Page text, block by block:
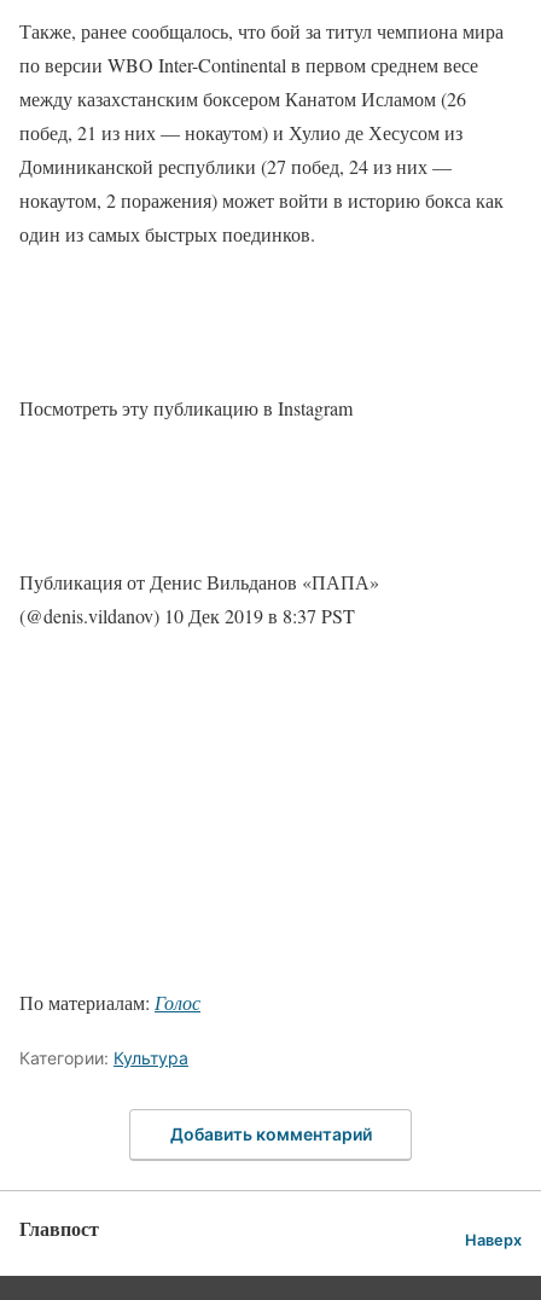
Также, ранее сообщалось, что бой за титул чемпиона мира
по версии WBO Inter-Continental в первом среднем весе
между казахстанским боксером Канатом Исламом (26
побед, 21 из них — нокаутом) и Хулио де Хесусом из
Доминиканской республики (27 побед, 24 из них —
нокаутом, 2 поражения) может войти в историю бокса как
один из самых быстрых поединков.
Посмотреть эту публикацию в Instagram
Публикация от Денис Вильданов «ПАПА»
(@denis.vildanov) 10 Дек 2019 в 8:37 PST
По материалам: Голос
Категории: Культура
Добавить комментарий
Главпост Наверх